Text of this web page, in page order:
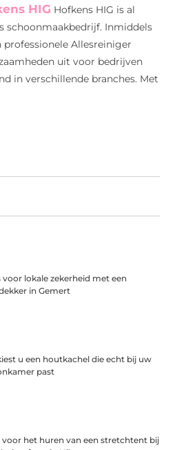
HIG Hofkens HIG is al
schoonmaakbedrijf. Inmiddels
professionele Allesreiniger
uit voor bedrijven
in verschillende branches. Met
voor lokale zekerheid met een
in Gemert
u een houtkachel die echt bij uw
past
voor het huren van een stretchtent bij